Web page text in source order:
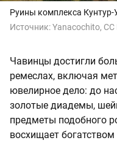
Руины комплекса Кунтур-
Источник:Yanacochito, CC
Чавинцы достигли
ремеслах, включая
ювелирное дело: до
золотые диадемы,
предметы подобного
восхищает